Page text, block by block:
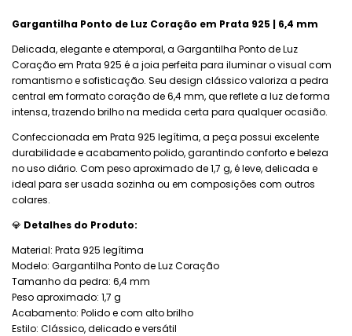
Gargantilha Ponto de Luz Coração em Prata 925 | 6,4 mm
Delicada, elegante e atemporal, a Gargantilha Ponto de Luz
Coração em Prata 925 é a joia perfeita para iluminar o visual com
romantismo e sofisticação. Seu design clássico valoriza a pedra
central em formato coração de 6,4 mm, que reflete a luz de forma
intensa, trazendo brilho na medida certa para qualquer ocasião.
Confeccionada em Prata 925 legítima, a peça possui excelente
durabilidade e acabamento polido, garantindo conforto e beleza
no uso diário. Com peso aproximado de 1,7 g, é leve, delicada e
ideal para ser usada sozinha ou em composições com outros
colares.
💎 Detalhes do Produto:
Material: Prata 925 legítima
Modelo: Gargantilha Ponto de Luz Coração
Tamanho da pedra: 6,4 mm
Peso aproximado: 1,7 g
Acabamento: Polido e com alto brilho
Estilo: Clássico, delicado e versátil